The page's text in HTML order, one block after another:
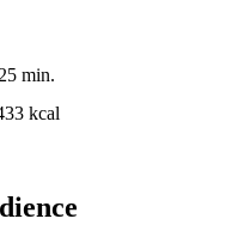
25 min.
kcal